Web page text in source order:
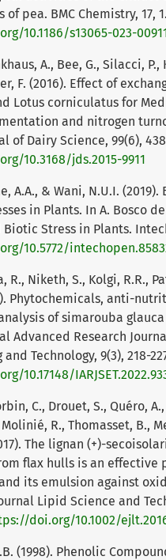
pea. BMC Chemistry, 17, 1.
10.1186/s13065-023-
A., Bee, G., Silacci, P.,
F. (2016). Effect of
Lotus corniculatus for
and nitrogen
of Dairy Science, 99(6),
10.3168/jds.2015-9911
A.A., & Wani, N.U.I.
in Plants. In A. Bosco
Stress in Plants.
10.5772/
R., Niketh, S., Kolgi, R.R.,
Phytochemicals, anti-
of simarouba glauca
Advanced Research
Technology, 9(3), 218-
10.17148/
C., Drouet, S., Quéro,
R., Thomasset, B.,
The lignan (+)-
flax hulls is an effective
its emulsion against
Lipid Science and
doi.org/10.1002/
(1998). Phenolic